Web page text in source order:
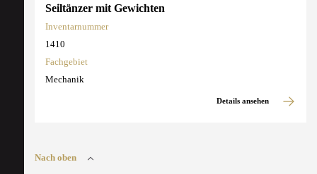
Seiltänzer mit Gewichten
Inventarnummer
1410
Fachgebiet
Mechanik
Details ansehen
Nach oben